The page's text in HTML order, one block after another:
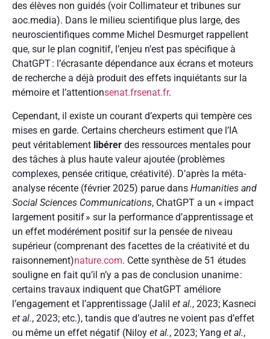
des élèves non guidés (voir Collimateur et tribunes sur
aoc.media). Dans le milieu scientifique plus large, des
neuroscientifiques comme Michel Desmurget rappellent
que, sur le plan cognitif, l’enjeu n’est pas spécifique à
ChatGPT : l’écrasante dépendance aux écrans et moteurs
de recherche a déjà produit des effets inquiétants sur la
mémoire et l’attentionsenat.frsenat.fr.
Cependant, il existe un courant d’experts qui tempère ces
mises en garde. Certains chercheurs estiment que l’IA
peut véritablement libérer des ressources mentales pour
des tâches à plus haute valeur ajoutée (problèmes
complexes, pensée critique, créativité). D’après la méta-
analyse récente (février 2025) parue dans Humanities and
Social Sciences Communications, ChatGPT a un « impact
largement positif » sur la performance d’apprentissage et
un effet modérément positif sur la pensée de niveau
supérieur (comprenant des facettes de la créativité et du
raisonnement)nature.com. Cette synthèse de 51 études
souligne en fait qu’il n’y a pas de conclusion unanime :
certains travaux indiquent que ChatGPT améliore
l’engagement et l’apprentissage (Jalil et al., 2023; Kasneci
et al., 2023; etc.), tandis que d’autres ne voient pas d’effet
ou même un effet négatif (Niloy et al., 2023; Yang et al.,